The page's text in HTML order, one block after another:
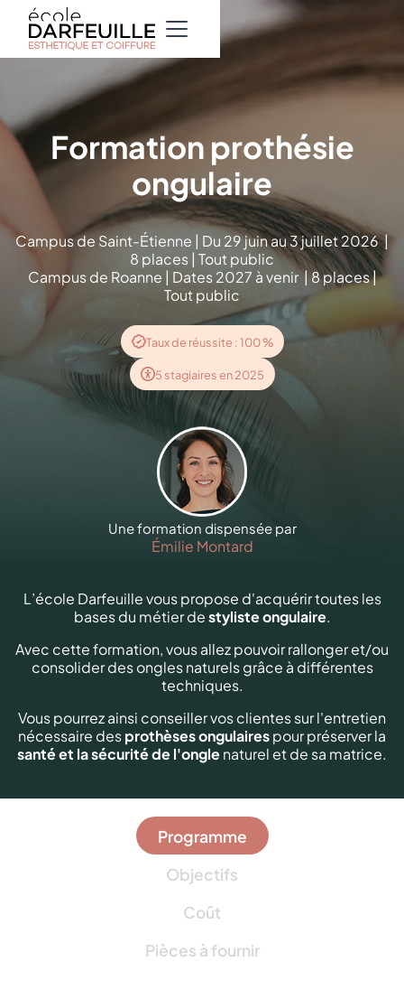
Formation prothésie
ongulaire
Campus de Saint-Étienne | Du 29 juin au 3 juillet 2026 |
8 places | Tout public
Campus de Roanne | Dates 2027 à venir | 8 places |
Tout public
Taux de réussite : 100 %
5 stagiaires en 2025
Une formation dispensée par
Émilie Montard
L’école Darfeuille vous propose d'acquérir toutes les
bases du métier destyliste ongulaire.
Avec cette formation, vous allez pouvoir rallonger et/ou
consolider des ongles naturels grâce à différentes
techniques.
Vous pourrez ainsi conseiller vos clientes sur l'entretien
nécessaire desprothèses ongulairespour préserver la
santé et la sécurité de l'onglenaturel et de sa matrice.
Programme
Objectifs
Coût
Pièces à fournir